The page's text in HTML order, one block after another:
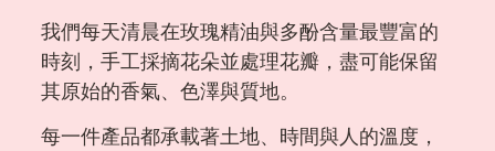
我們每天清晨在玫瑰精油與多酚含量最豐富的
時刻，手工採摘花朵並處理花瓣，盡可能保留
其原始的香氣、色澤與質地。
每一件產品都承載著土地、時間與人的溫度，